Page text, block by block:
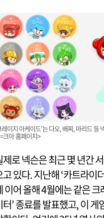
레이지 아케이드’는 다오, 배찌, 마리드
크아 홈페이지>
제로 넥슨은 최근 몇 년간
고 있다. 지난해 ‘카트라이
이어 올해 4월에는 같은
터’ 종료를 발표했고, 이